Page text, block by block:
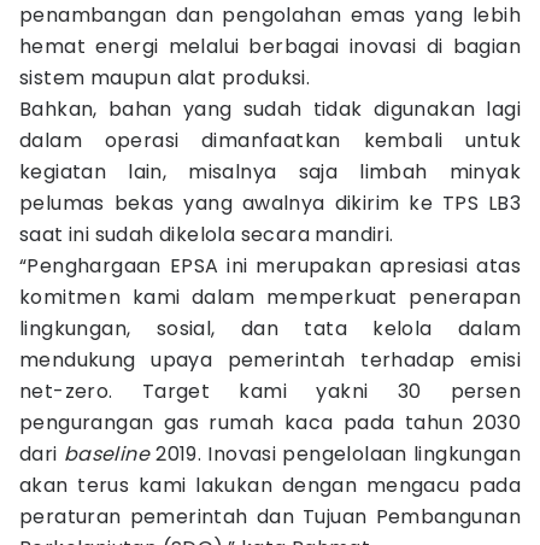
penambangan dan pengolahan emas yang lebih
hemat energi melalui berbagai inovasi di bagian
sistem maupun alat produksi.
Bahkan, bahan yang sudah tidak digunakan lagi
dalam operasi dimanfaatkan kembali untuk
kegiatan lain, misalnya saja limbah minyak
pelumas bekas yang awalnya dikirim ke TPS LB3
saat ini sudah dikelola secara mandiri.
“Penghargaan EPSA ini merupakan apresiasi atas
komitmen kami dalam memperkuat penerapan
lingkungan, sosial, dan tata kelola dalam
mendukung upaya pemerintah terhadap emisi
net-zero. Target kami yakni 30 persen
pengurangan gas rumah kaca pada tahun 2030
dari baseline2019. Inovasi pengelolaan lingkungan
akan terus kami lakukan dengan mengacu pada
peraturan pemerintah dan Tujuan Pembangunan